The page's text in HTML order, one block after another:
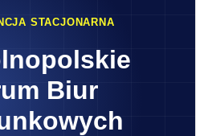
STACJONARNA
Biur